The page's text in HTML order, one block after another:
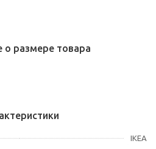
о размере товара
IKEA